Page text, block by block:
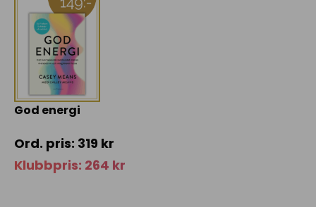
God energi
319 kr
Klubbpris: 264 kr